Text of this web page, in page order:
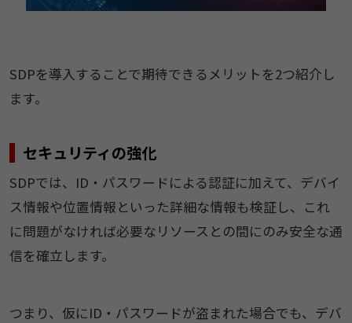
SDPを導入することで期待できるメリットを2つ紹介し
ます。
セキュリティの強化
SDPでは、ID・パスワードによる認証に加えて、デバイ
ス情報や位置情報といった詳細な情報も検証し、これ
に問題がなければ必要なリソースとの間にのみ安全な通
信を確立します。
つまり、仮にID・パスワードが盗まれた場合でも、デバ